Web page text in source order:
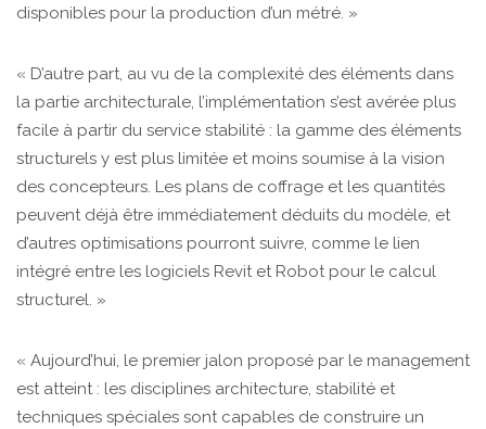
disponibles pour la production d’un métré. »
« D’autre part, au vu de la complexité des éléments dans
la partie architecturale, l’implémentation s’est avérée plus
facile à partir du service stabilité : la gamme des éléments
structurels y est plus limitée et moins soumise à la vision
des concepteurs. Les plans de coffrage et les quantités
peuvent déjà être immédiatement déduits du modèle, et
d’autres optimisations pourront suivre, comme le lien
intégré entre les logiciels Revit et Robot pour le calcul
structurel. »
« Aujourd’hui, le premier jalon proposé par le management
est atteint : les disciplines architecture, stabilité et
techniques spéciales sont capables de construire un